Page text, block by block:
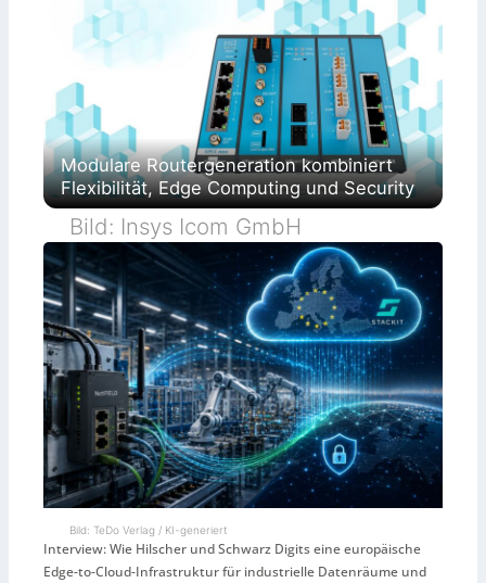
Modulare Routergeneration kombiniert
Flexibilität, Edge Computing und Security
Bild: Insys Icom GmbH
Bild: TeDo Verlag / KI-generiert
Interview: Wie Hilscher und Schwarz Digits eine europäische
Edge-to-Cloud-Infrastruktur für industrielle Datenräume und